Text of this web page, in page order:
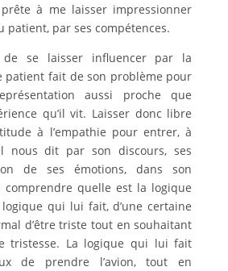
à me laisser impressionner
patient, par ses compétences.
de se laisser influencer par la
patient fait de son problème pour
aussi proche que
qu’il vit. Laisser donc libre
à l’empathie pour entrer, à
nous dit par son discours, ses
de ses émotions, dans son
comprendre quelle est la logique
qui lui fait, d’une certaine
d’être triste tout en souhaitant
tristesse. La logique qui lui fait
de prendre l’avion, tout en